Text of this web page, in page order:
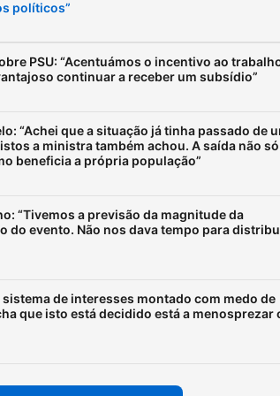
políticos”
PSU: “Acentuámos o incentivo ao
continuar a receber um subsídio”
“Achei que a situação já tinha passado de
a ministra também achou. A saída não só
beneficia a própria população”
“Tivemos a previsão da magnitude da
do evento. Não nos dava tempo para
sistema de interesses montado com medo de
que isto está decidido está a menosprezar